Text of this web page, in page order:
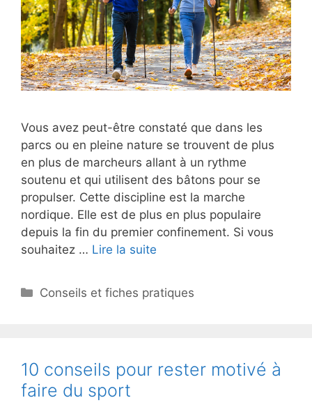
Vous avez peut-être constaté que dans les
parcs ou en pleine nature se trouvent de plus
en plus de marcheurs allant à un rythme
soutenu et qui utilisent des bâtons pour se
propulser. Cette discipline est la marche
nordique. Elle est de plus en plus populaire
depuis la fin du premier confinement. Si vous
souhaitez … Lire la suite
Catégories
Conseils et fiches pratiques
10 conseils pour rester motivé à
faire du sport